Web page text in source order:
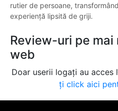
rutier de persoane,
experiență lipsită de griji.
Review-uri pe
web
Doar userii logați au acces
ți click aici